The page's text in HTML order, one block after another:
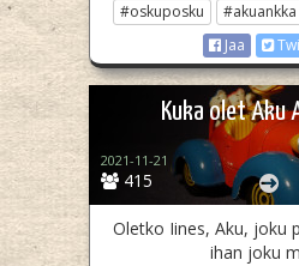
#oskuposku #akuankka
Jaa
Kuka olet Aku
415
2021-11-21
Oletko Iines, Aku, joku
ihan joku